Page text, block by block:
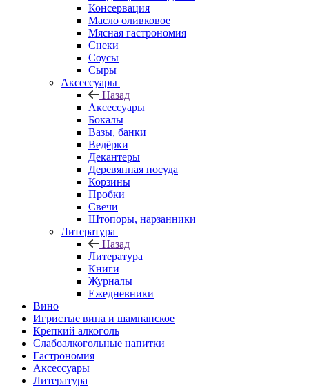
Консервация
Масло оливковое
Мясная гастрономия
Снеки
Соусы
Сыры
Аксессуары
Назад
Аксессуары
Бокалы
Вазы, банки
Ведёрки
Декантеры
Деревянная посуда
Корзины
Пробки
Свечи
Штопоры, нарзанники
Литература
Назад
Литература
Книги
Журналы
Ежедневники
Вино
Игристые вина и шампанское
Крепкий алкоголь
Слабоалкогольные напитки
Гастрономия
Аксессуары
Литература